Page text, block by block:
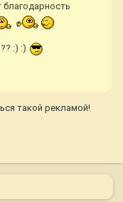
:) :)
такой рекламой!